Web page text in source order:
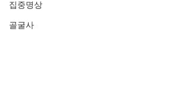
집중명상
골굴사